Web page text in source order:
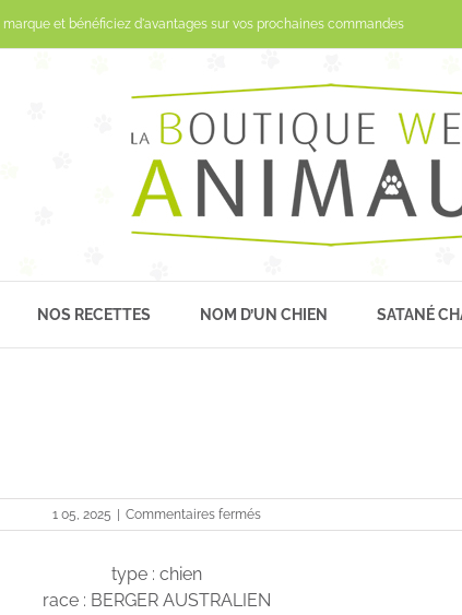
et bénéficiez d'avantages sur vos prochaines commandes
NOS RECETTES NOM D’UN CHIEN SATANÉ
1 05, 2025 Commentaires ferméssur
Roxie
type : chien
race : BERGER AUSTRALIEN